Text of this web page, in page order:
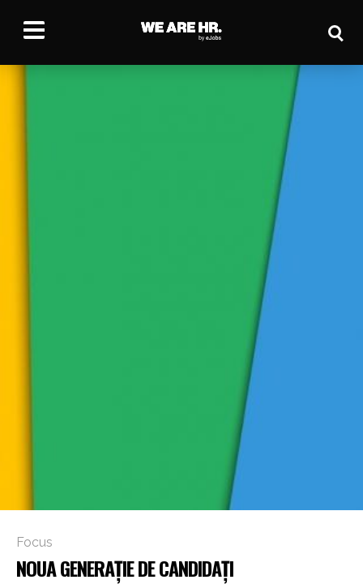
Focus
NOUA GENERAȚIE DE CANDIDAȚI